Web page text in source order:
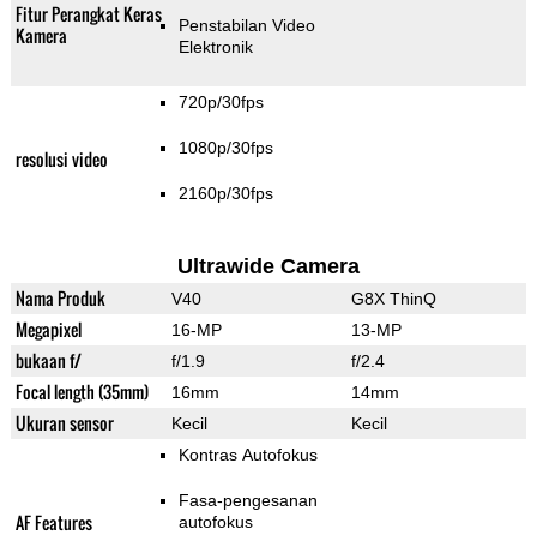
Fitur Perangkat Keras
Kamera
Penstabilan Video
Elektronik
resolusi video
720p/30fps
1080p/30fps
2160p/30fps
Ultrawide Camera
Nama Produk V40 G8X ThinQ
Megapixel 16-MP 13-MP
bukaan f/ f/1.9 f/2.4
Focal length (35mm) 16mm 14mm
Ukuran sensor Kecil Kecil
AF Features
Kontras Autofokus
Fasa-pengesanan
autofokus